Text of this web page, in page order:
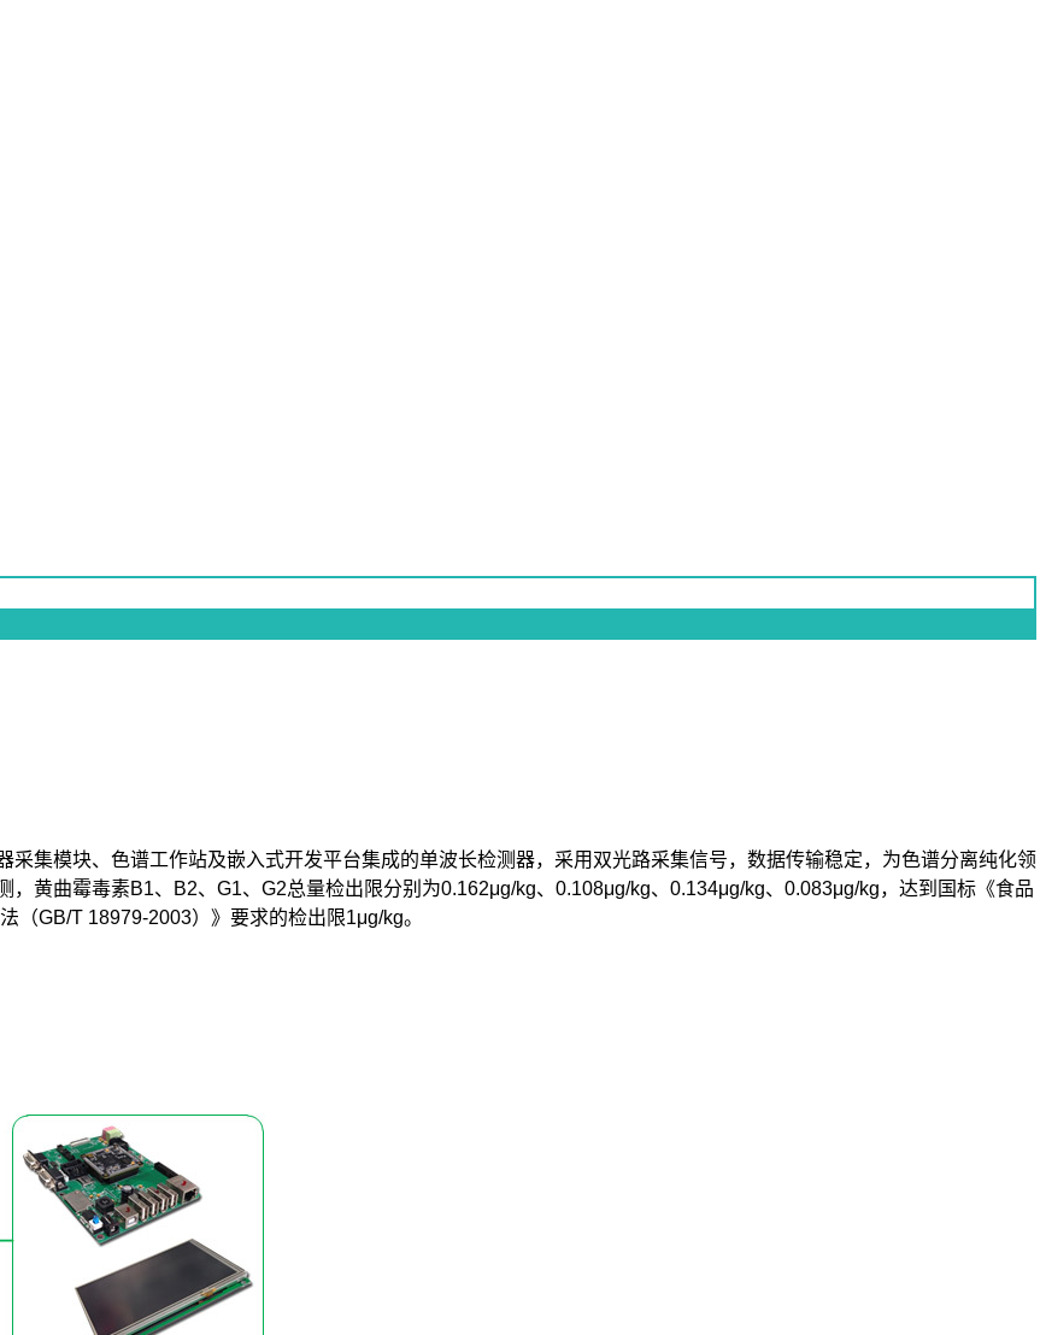
集模块、色谱工作站及嵌入式开发平台集成的单波长检测器，采用双光路采集信号，数据传输稳定，为色谱分离纯化领
黄曲霉毒素B1、B2、G1、G2总量检出限分别为0.162μg/kg、0.108μg/kg、0.134μg/kg、0.083μg/kg，达到国标《食品
（GB/T 18979-2003）》要求的检出限1μg/kg。